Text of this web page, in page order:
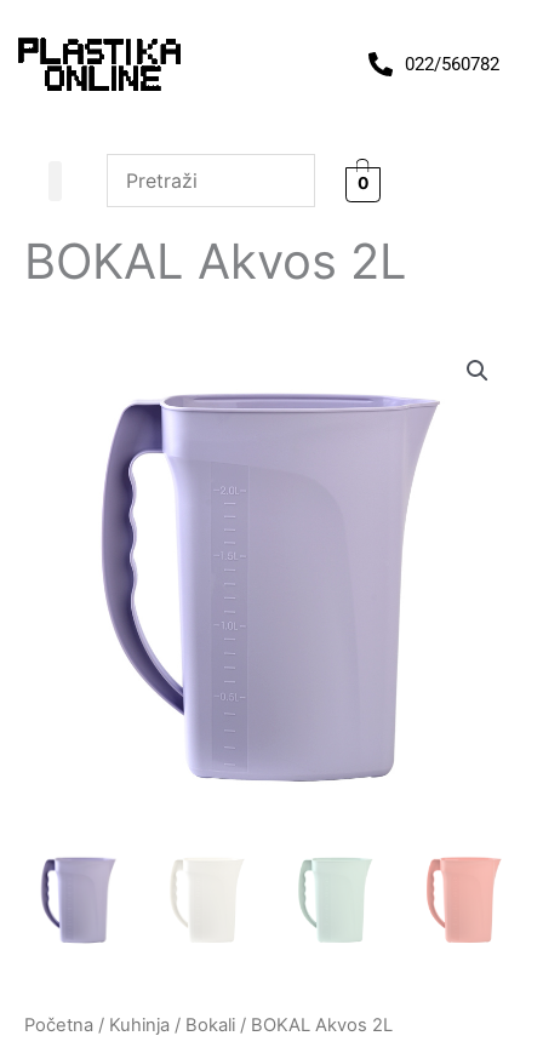
na
sadržaj
022/560782
0
BOKAL Akvos 2L
Početna / Kuhinja / Bokali / BOKAL Akvos 2L